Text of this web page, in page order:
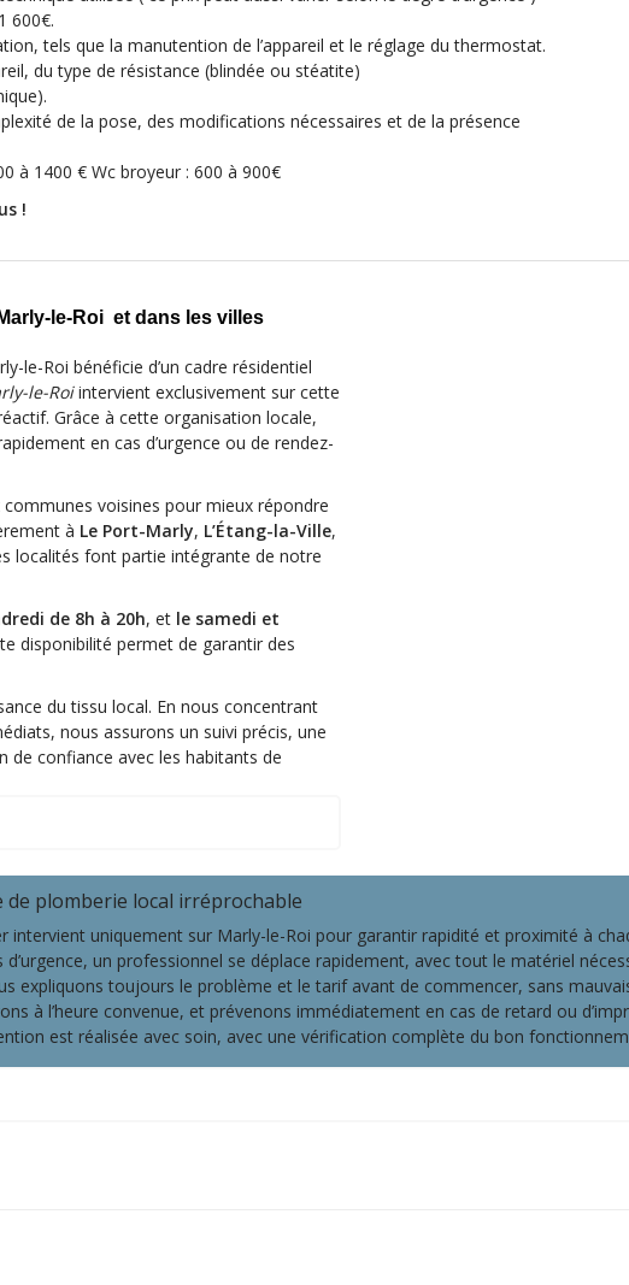
600€.
tels que la manutention de l’appareil et le réglage du thermostat.
du type de résistance (blindée ou stéatite)
de la pose, des modifications nécessaires et de la présence
à 1400 € Wc broyeur : 600 à 900€
!
le-Roi et dans les villes
le-Roi bénéficie d’un cadre résidentiel
le-Roiintervient exclusivement sur cette
Grâce à cette organisation locale,
en cas d’urgence ou de rendez-
voisines pour mieux répondre
à Le Port-Marly, L’Étang-la-Ville,
localités font partie intégrante de notre
de 8h à 20h, et le samedi et
disponibilité permet de garantir des
du tissu local. En nous concentrant
nous assurons un suivi précis, une
de confiance avec les habitants de
plomberie local irréprochable
intervient uniquement sur Marly-le-Roi pour garantir rapidité et proximité à
d’urgence, un professionnel se déplace rapidement, avec tout le matériel
expliquons toujours le problème et le tarif avant de commencer, sans
à l’heure convenue, et prévenons immédiatement en cas de retard ou
est réalisée avec soin, avec une vérification complète du bon